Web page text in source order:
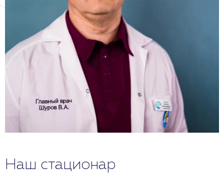
Наш стационар